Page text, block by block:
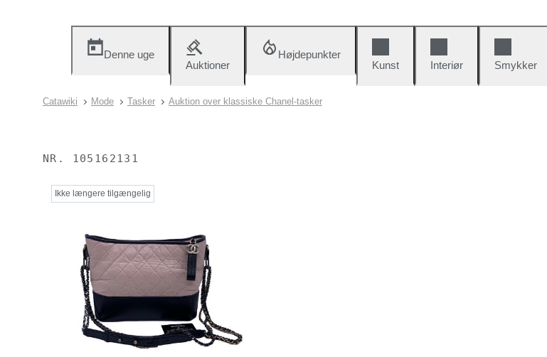
Denne uge
Auktioner
Højdepunkter
Kunst
Interiør Smykker
Catawiki Mode Tasker Auktion over klassiske Chanel-tasker
NR. 105162131
Ikke længere tilgængelig